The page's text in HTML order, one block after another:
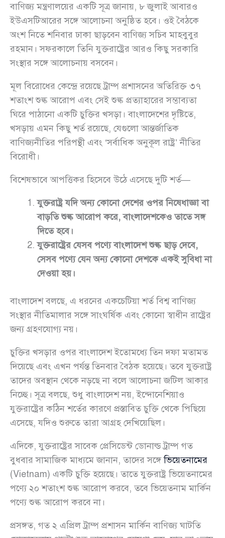
বাণিজ্য মন্ত্রণালয়ের একটি সূত্র জানায়, ৮ জুলাই আবারও
ইউএসটিআরের সঙ্গে আলোচনা অনুষ্ঠিত হবে। ওই বৈঠকে
অংশ নিতে শনিবার ঢাকা ছাড়বেন বাণিজ্য সচিব মাহবুবুর
রহমান। সফরকালে তিনি যুক্তরাষ্ট্রের আরও কিছু সরকারি
সংস্থার সঙ্গে আলোচনায় বসবেন।
মূল বিরোধের কেন্দ্রে রয়েছে ট্রাম্প প্রশাসনের অতিরিক্ত ৩৭
শতাংশ শুল্ক আরোপ এবং সেই শুল্ক প্রত্যাহারের সম্ভাব্যতা
ঘিরে পাঠানো একটি চুক্তির খসড়া। বাংলাদেশের দৃষ্টিতে,
খসড়ায় এমন কিছু শর্ত রয়েছে, যেগুলো আন্তর্জাতিক
বাণিজ্যনীতির পরিপন্থী এবং ‘সর্বাধিক অনুকূল রাষ্ট্র’ নীতির
বিরোধী।
বিশেষভাবে আপত্তিকর হিসেবে উঠে এসেছে দুটি শর্ত—
যুক্তরাষ্ট্র যদি অন্য কোনো দেশের ওপর নিষেধাজ্ঞা বা
বাড়তি শুল্ক আরোপ করে, বাংলাদেশকেও তাতে সঙ্গ
দিতে হবে।
যুক্তরাষ্ট্রের যেসব পণ্যে বাংলাদেশ শুল্ক ছাড় দেবে,
সেসব পণ্যে যেন অন্য কোনো দেশকে একই সুবিধা না
দেওয়া হয়।
বাংলাদেশ বলছে, এ ধরনের একচেটিয়া শর্ত বিশ্ব বাণিজ্য
সংস্থার নীতিমালার সঙ্গে সাংঘর্ষিক এবং কোনো স্বাধীন রাষ্ট্রের
জন্য গ্রহণযোগ্য নয়।
চুক্তির খসড়ার ওপর বাংলাদেশ ইতোমধ্যে তিন দফা মতামত
দিয়েছে এবং এখন পর্যন্ত তিনবার বৈঠক হয়েছে। তবে যুক্তরাষ্ট্র
তাদের অবস্থান থেকে নড়ছে না বলে আলোচনা জটিল আকার
নিচ্ছে। সূত্র বলছে, শুধু বাংলাদেশ নয়, ইন্দোনেশিয়াও
যুক্তরাষ্ট্রের কঠিন শর্তের কারণে প্রস্তাবিত চুক্তি থেকে পিছিয়ে
এসেছে, যদিও শুরুতে তারা আগ্রহ দেখিয়েছিল।
এদিকে, যুক্তরাষ্ট্রের সাবেক প্রেসিডেন্ট ডোনাল্ড ট্রাম্প গত
বুধবার সামাজিক মাধ্যমে জানান, তাদের সঙ্গেভিয়েতনামের
(Vietnam) একটি চুক্তি হয়েছে। তাতে যুক্তরাষ্ট্র ভিয়েতনামের
পণ্যে ২০ শতাংশ শুল্ক আরোপ করবে, তবে ভিয়েতনাম মার্কিন
পণ্যে শুল্ক আরোপ করবে না।
প্রসঙ্গত, গত ২ এপ্রিল ট্রাম্প প্রশাসন মার্কিন বাণিজ্য ঘাটতি